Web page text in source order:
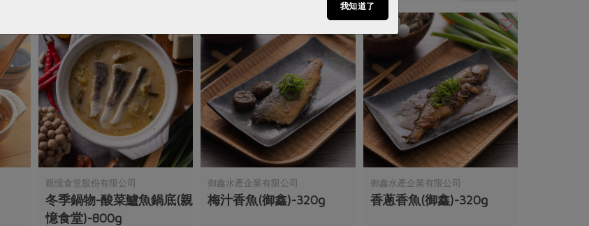
親憶食堂股份有限公司
冬季鍋物-酸菜鱸魚鍋底(親
憶食堂)-800g
御鑫水產企業有限公司
梅汁香魚(御鑫)-320g
御鑫水產企業有限公司
香蔥香魚(御鑫)-320g
我知道了